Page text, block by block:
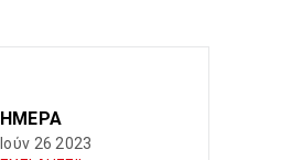
ΗΜΈΡΑ
Ιούν 26 2023